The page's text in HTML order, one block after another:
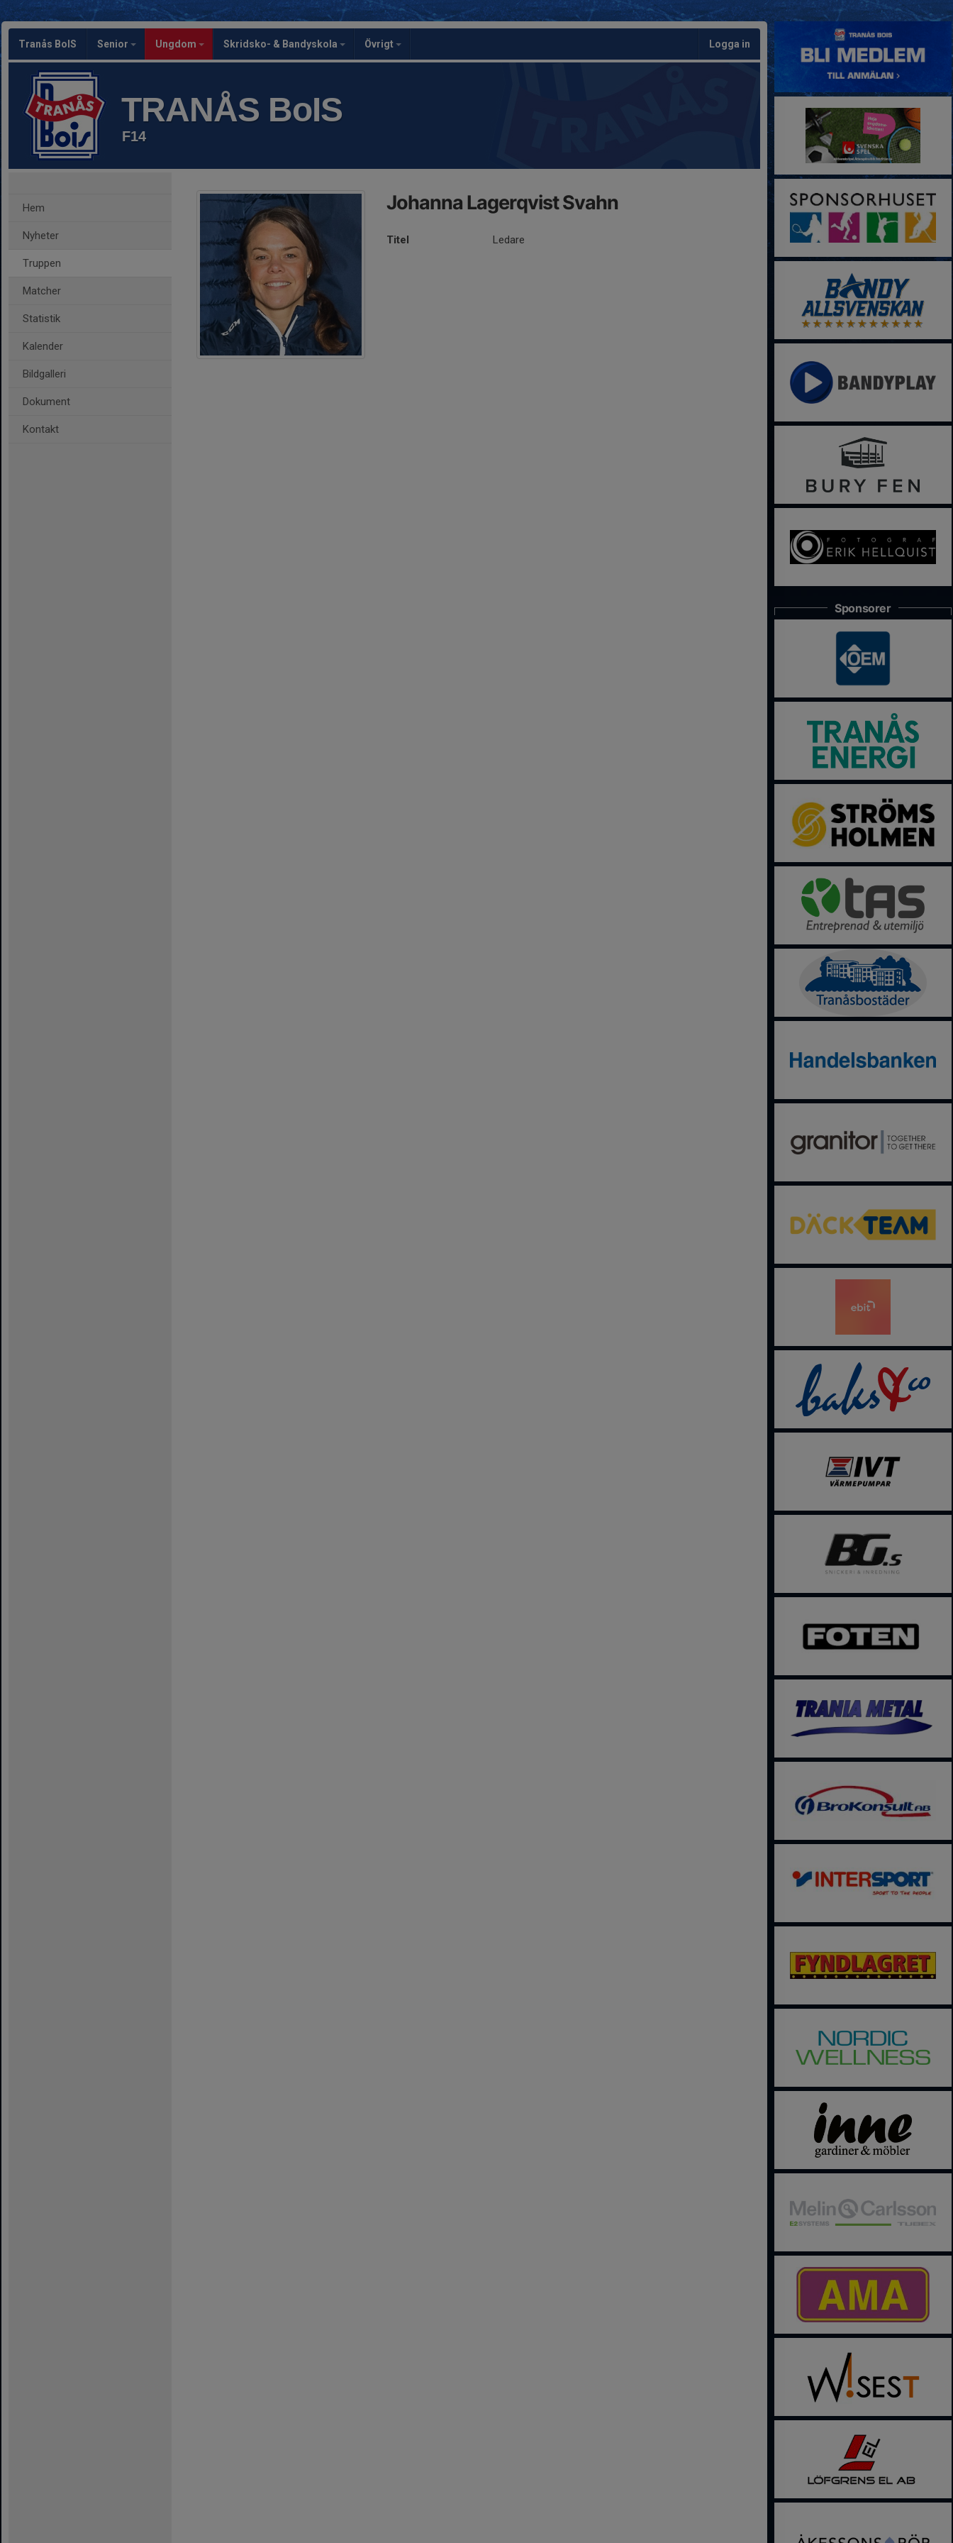
Tranås BoIS Senior Ungdom Skridsko- & Bandyskola Övrigt Logga in
TRANÅS BoIS
F14
Hem
Nyheter
Truppen
Matcher
Statistik
Kalender
Bildgalleri
Dokument
Kontakt
Johanna Lagerqvist Svahn
Titel Ledare
Sponsorer